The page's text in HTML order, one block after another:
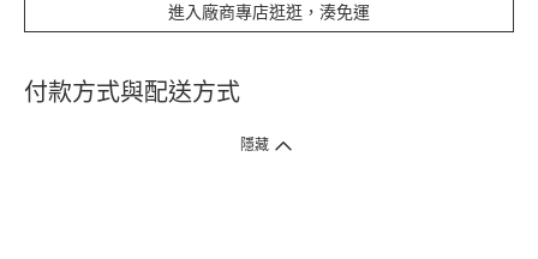
進入廠商專店逛逛，湊免運
付款方式與配送方式
隱藏